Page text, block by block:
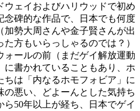
ウェイおよびハリウッドで初め
念碑的な作品で、日本でも何度
加勢大周さんや金子賢さんが出
方もいらっしゃるのでは？）
ォールの前（まだゲイ解放運動
に書かれていることもあり、ホ
は「内なるホモフォビア」に
悪い、どよーんとした気持ち
50年以上が経ち、日本でゲイ